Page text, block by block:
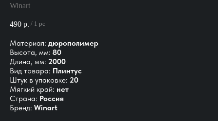
Winart
490 р. / 1 pc
Материал: дюрополимер
Высота, мм: 80
Длина, мм: 2000
Вид товара: Плинтус
Штук в упаковке: 20
Мягкий край: нет
Страна: Россия
Бренд: Winart